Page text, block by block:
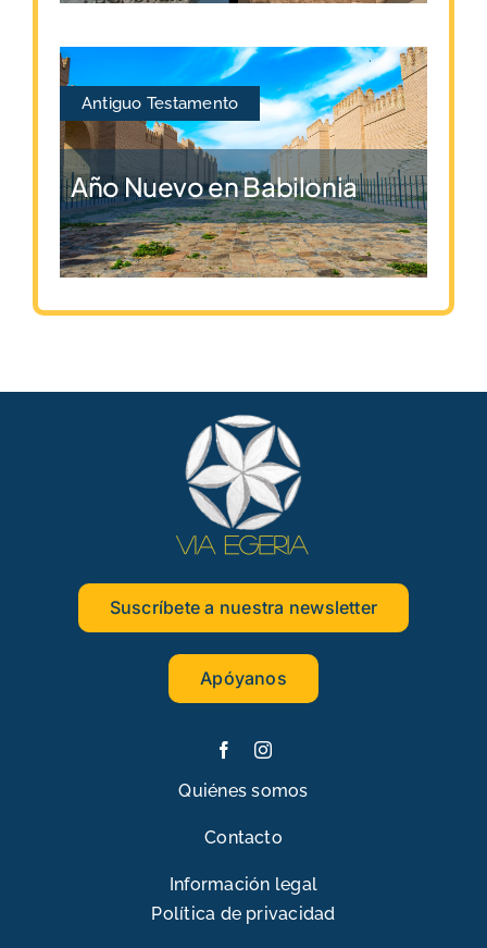
Antiguo Testamento
Año Nuevo en Babilonia
Suscríbete a nuestra newsletter
Apóyanos
Quiénes somos
Contacto
Información legal
Política de privacidad